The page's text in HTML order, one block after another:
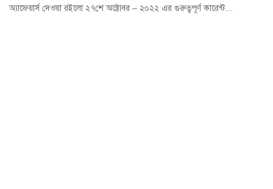
অ্যাফেয়ার্স দেওয়া রইলো ২৭শে অক্টোবর – ২০২২ এর গুরুত্বপূর্ণ কারেন্ট…